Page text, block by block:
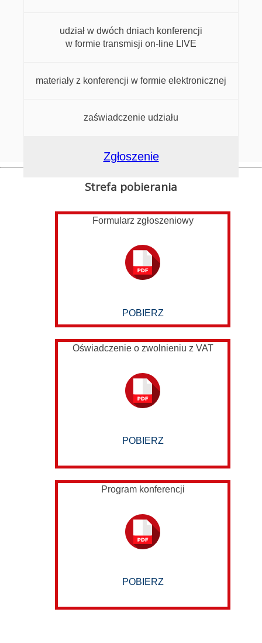
udział w dwóch dniach konferencji
w formie transmisji on-line LIVE
materiały z konferencji w formie elektronicznej
zaświadczenie udziału
Zgłoszenie
Strefa pobierania
Formularz zgłoszeniowy
POBIERZ
Oświadczenie o zwolnieniu z VAT
POBIERZ
Program konferencji
POBIERZ